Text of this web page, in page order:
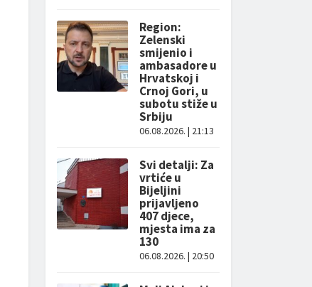
Region:
Zelenski
smijenio i
ambasadore u
Hrvatskoj i
Crnoj Gori, u
subotu stiže u
Srbiju
06.08.2026. | 21:13
Svi detalji: Za
vrtiće u
Bijeljini
prijavljeno
407 djece,
mjesta ima za
130
06.08.2026. | 20:50